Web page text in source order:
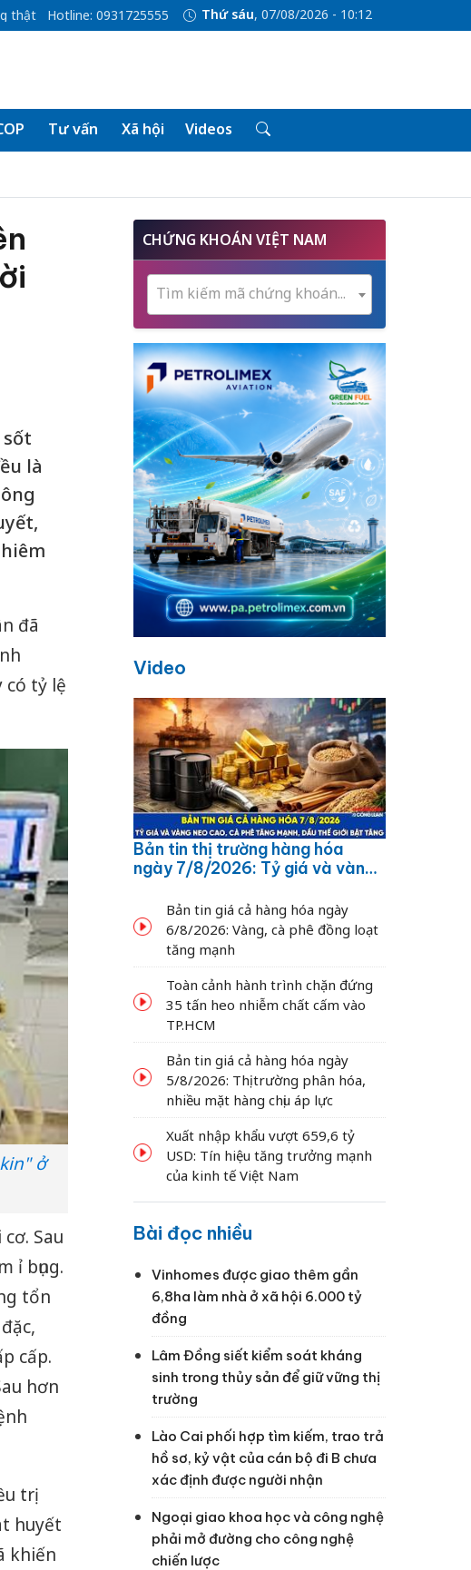
thật Hotline: 0931725555 Thứ sáu, 07/08/2026 - 10:12
Tư vấn Xã hội Videos
sốt
là
đã
có tỷ lệ
ở
Sau
ỉ bụng.
tổn
cấp.
hơn
trị
huyết
khiến
CHỨNG KHOÁN VIỆT NAM
Tìm kiếm mã chứng khoán...
Video
Bản tin thị trường hàng hóa
ngày 7/8/2026: Tỷ giá và vàng
dầu thế giới bật tăng
Bản tin giá cả hàng hóa ngày
6/8/2026: Vàng, cà phê đồng loạt
tăng mạnh
Toàn cảnh hành trình chặn đứng
35 tấn heo nhiễm chất cấm vào
TP.HCM
Bản tin giá cả hàng hóa ngày
5/8/2026: Thị trường phân hóa,
nhiều mặt hàng chịu áp lực
Xuất nhập khẩu vượt 659,6 tỷ
USD: Tín hiệu tăng trưởng mạnh
của kinh tế Việt Nam
Bài đọc nhiều
Vinhomes được giao thêm gần
6,8ha làm nhà ở xã hội 6.000 tỷ
đồng
Lâm Đồng siết kiểm soát kháng
sinh trong thủy sản để giữ vững thị
trường
Lào Cai phối hợp tìm kiếm, trao trả
hồ sơ, kỷ vật của cán bộ đi B chưa
xác định được người nhận
Ngoại giao khoa học và công nghệ
phải mở đường cho công nghệ
chiến lược